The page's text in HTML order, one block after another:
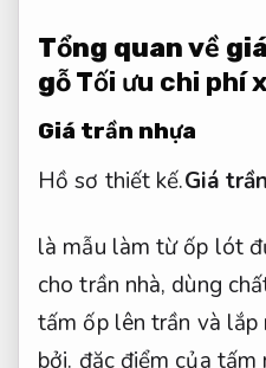
Tổng quan về
gỗTối ưu chi phí
Giá trần nhựa
Hồ sơ thiết kế.Giá
là mẫu làm từ ốp lót
cho trần nhà, dùng
tấm ốp lên trần và lắp
bởi. đặc điểm của